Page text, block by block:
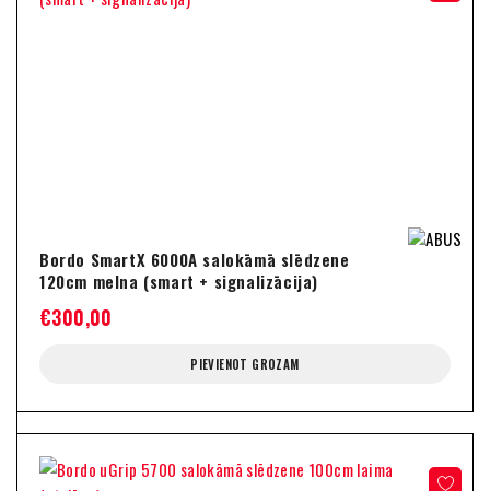
Bordo SmartX 6000A salokāmā slēdzene
120cm melna (smart + signalizācija)
€300,00
PIEVIENOT GROZAM